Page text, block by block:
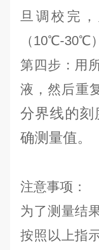
旦调校完
（ 10℃-30℃
第四步： 用
液，然后重
分界线的刻
确测量值。
注意事项：
为了测量结
按照以上指